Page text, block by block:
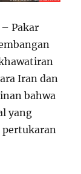
– Pakar
Iran dan
bahwa
yang